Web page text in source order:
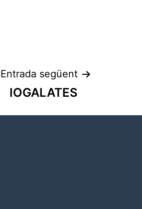
Entrada següent
IOGALATES